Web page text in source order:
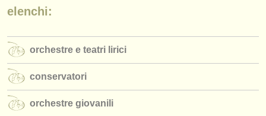
elenchi:
orchestre e teatri lirici
conservatori
orchestre giovanili